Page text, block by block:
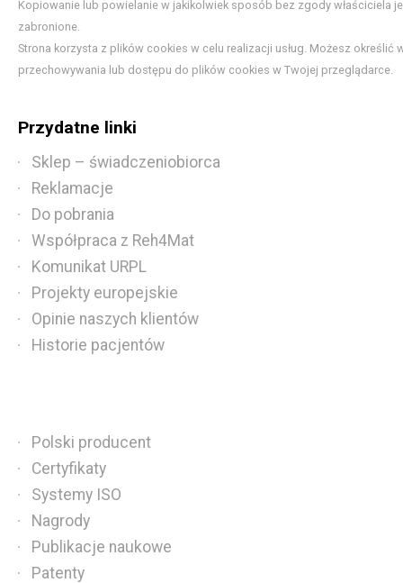
Kopiowanie lub powielanie w jakikolwiek sposób bez zgody właściciela
zabronione.
Strona korzysta z plików cookies w celu realizacji usług. Możesz określić
przechowywania lub dostępu do plików cookies w Twojej przeglądarce.
Przydatne linki
Sklep – świadczeniobiorca
Reklamacje
Do pobrania
Współpraca z Reh4Mat
Komunikat URPL
Projekty europejskie
Opinie naszych klientów
Historie pacjentów
Polski producent
Certyfikaty
Systemy ISO
Nagrody
Publikacje naukowe
Patenty